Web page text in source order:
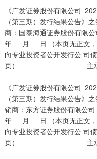
《广发证券股份有限公司
（第三期）发行结
商：国泰海通
年 月 日 （本页无正文，
向专业投资者公开发行公 司
页） 主承销商：中
年 月 日 （
《广发证券股份有限公司
（第三期）发行结
销商：东方证
年 月 日 （本页无正文，
向专业投资者公开发行公 司
页） 主承销商：华
年